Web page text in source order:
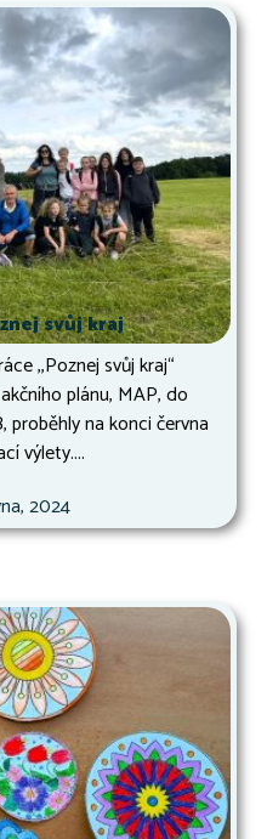
svůj kraj
,,Poznej svůj kraj“
plánu, MAP, do
proběhly na konci června
výlety....
2024